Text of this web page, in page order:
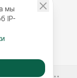
мы
IP-